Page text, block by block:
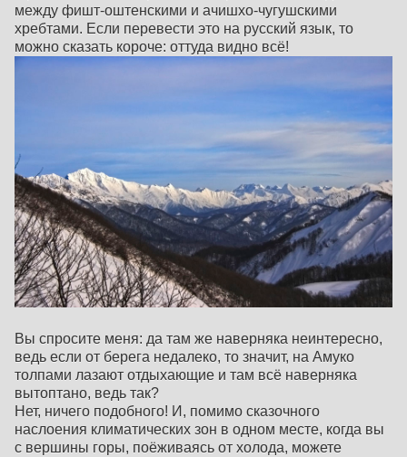
между фишт-оштенскими и ачишхо-чугушскими
хребтами. Если перевести это на русский язык, то
можно сказать короче: оттуда видно всё!
Вы спросите меня: да там же наверняка неинтересно,
ведь если от берега недалеко, то значит, на Амуко
толпами лазают отдыхающие и там всё наверняка
вытоптано, ведь так?
Нет, ничего подобного! И, помимо сказочного
наслоения климатических зон в одном месте, когда вы
с вершины горы, поёживаясь от холода, можете